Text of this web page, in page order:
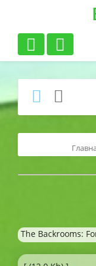
The Backrooms: